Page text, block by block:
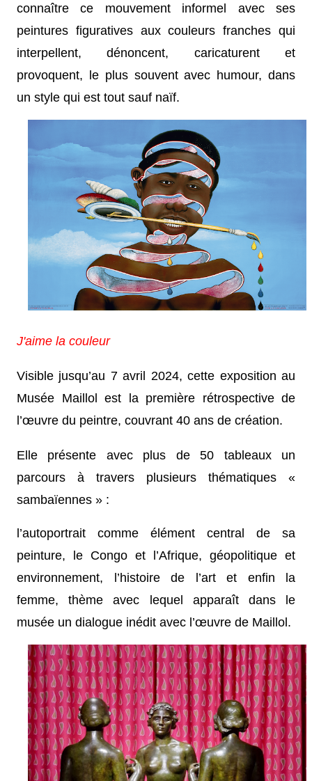
connaître ce mouvement informel avec ses
peintures figuratives aux couleurs franches qui
interpellent, dénoncent, caricaturent et
provoquent, le plus souvent avec humour, dans
un style qui est tout sauf naïf.
J'aime la couleur
Visible jusqu’au 7 avril 2024, cette exposition au
Musée Maillol est la première rétrospective de
l’œuvre du peintre, couvrant 40 ans de création.
Elle présente avec plus de 50 tableaux un
parcours à travers plusieurs thématiques «
sambaïennes » :
l’autoportrait comme élément central de sa
peinture, le Congo et l’Afrique, géopolitique et
environnement, l’histoire de l’art et enfin la
femme, thème avec lequel apparaît dans le
musée un dialogue inédit avec l’œuvre de Maillol.